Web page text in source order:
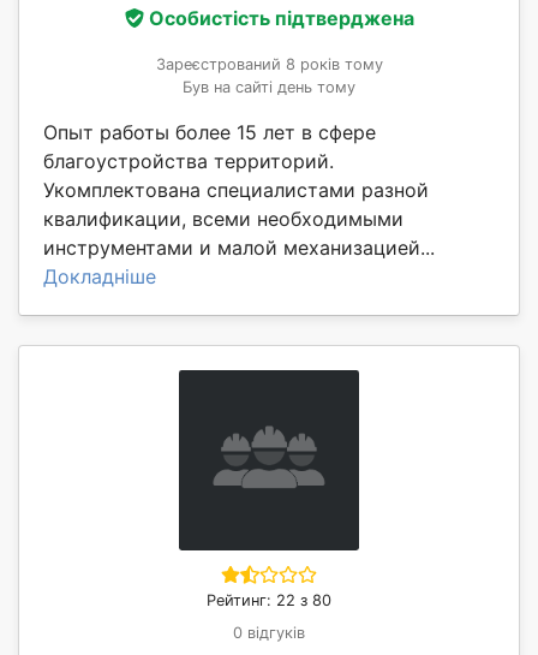
Особистість підтверджена
Зареєстрований 8 років тому
Був на сайті день тому
Опыт работы более 15 лет в сфере
благоустройства территорий.
Укомплектована специалистами разной
квалификации, всеми необходимыми
инструментами и малой механизацией...
Докладніше
Рейтинг: 22 з 80
0 відгуків